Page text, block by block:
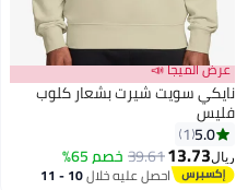
10
عرض الميجا 📣
نايكي سويت شيرت بشعار كلوب
فليس
5.0
1
ريال13.73
39.61خصم 65%
احصل عليه خلال 10 - 11